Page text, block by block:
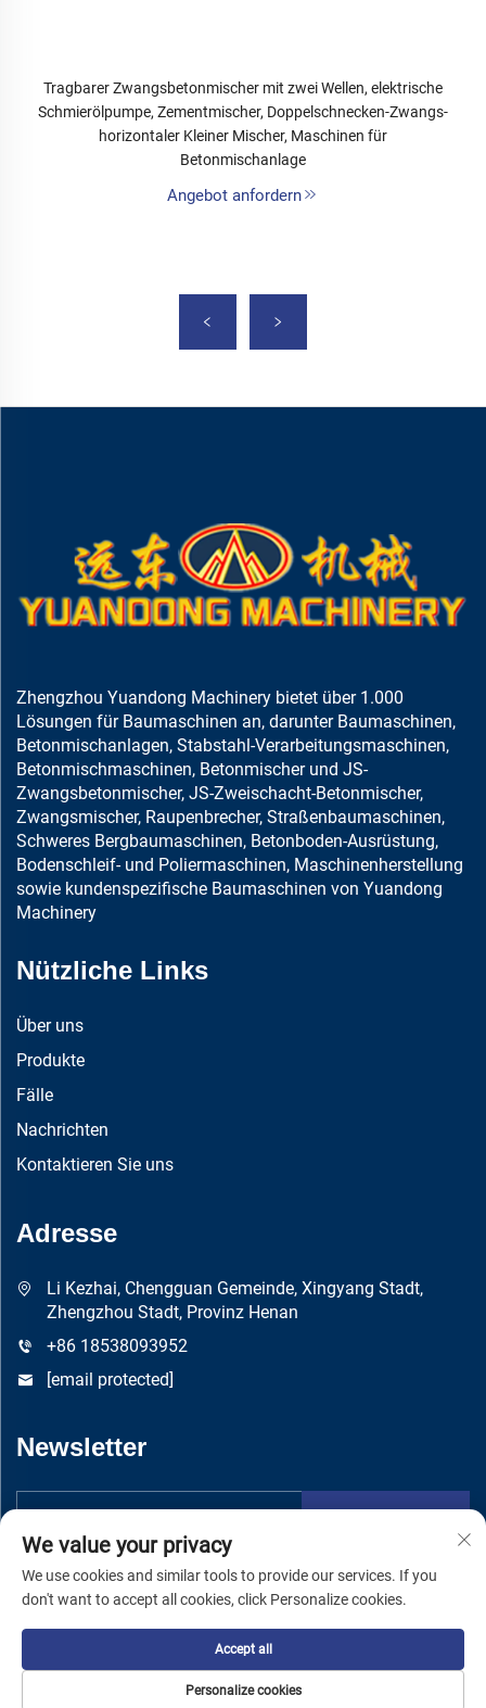
Tragbarer Zwangsbetonmischer mit zwei Wellen, elektrische
Schmierölpumpe, Zementmischer, Doppelschnecken-Zwangs-
horizontaler Kleiner Mischer, Maschinen für
Betonmischanlage
Angebot anfordern
Zhengzhou Yuandong Machinery bietet über 1.000
Lösungen für Baumaschinen an, darunter Baumaschinen,
Betonmischanlagen, Stabstahl-Verarbeitungsmaschinen,
Betonmischmaschinen, Betonmischer und JS-
Zwangsbetonmischer, JS-Zweischacht-Betonmischer,
Zwangsmischer, Raupenbrecher, Straßenbaumaschinen,
Schweres Bergbaumaschinen, Betonboden-Ausrüstung,
Bodenschleif- und Poliermaschinen, Maschinenherstellung
sowie kundenspezifische Baumaschinen von Yuandong
Machinery
Nützliche Links
Über uns
Produkte
Fälle
Nachrichten
Kontaktieren Sie uns
Adresse
Li Kezhai, Chengguan Gemeinde, Xingyang Stadt,
Zhengzhou Stadt, Provinz Henan
+86 18538093952
[email protected]
Newsletter
Copyright © Zhengzhou Yuandong Machinery Manufacturing Co.,
Datenschutzrichtlinie
We value your privacy
We use cookies and similar tools to provide our services. If you
don't want to accept all cookies, click Personalize cookies.
Personalize cookies
Accept all